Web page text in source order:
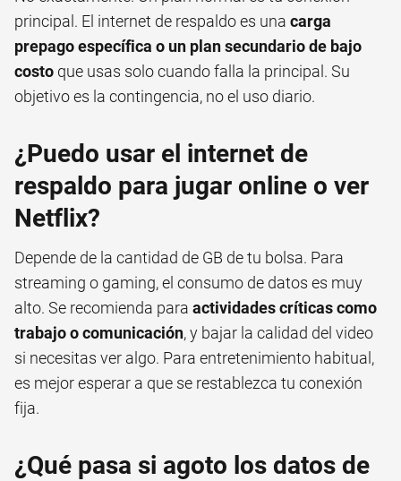
principal. El internet de respaldo es una carga
prepago específica o un plan secundario de bajo
costo que usas solo cuando falla la principal. Su
objetivo es la contingencia, no el uso diario.
¿Puedo usar el internet de
respaldo para jugar online o ver
Netflix?
Depende de la cantidad de GB de tu bolsa. Para
streaming o gaming, el consumo de datos es muy
alto. Se recomienda para actividades críticas como
trabajo o comunicación, y bajar la calidad del video
si necesitas ver algo. Para entretenimiento habitual,
es mejor esperar a que se restablezca tu conexión
fija.
¿Qué pasa si agoto los datos de